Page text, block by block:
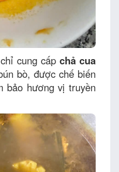
cung cấpchả cua
bò, được chế biến
bảo hương vị truyền